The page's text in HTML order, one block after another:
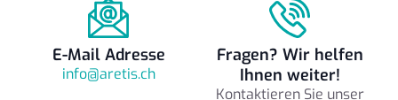
E-Mail Adresse
info@aretis.ch
Fragen? Wir helfen
Ihnen weiter!
Kontaktieren Sie unser